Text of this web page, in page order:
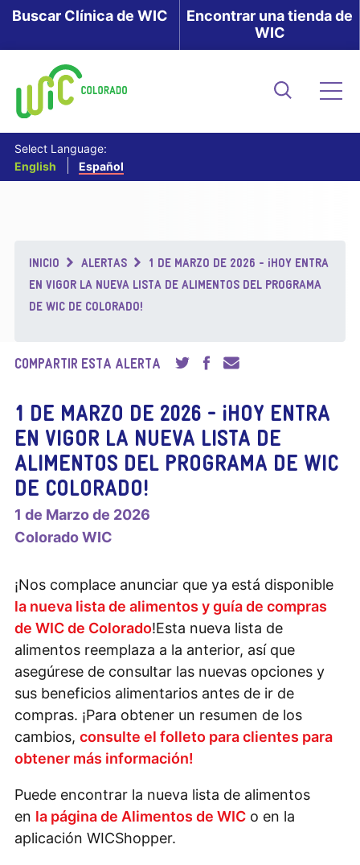
Skip
Buscar Clínica de WIC
Encontrar una tienda de
WIC
Select Language:
English
Español
Breadcrumb
INICIO ALERTAS
1 DE MARZO DE 2026 - ¡HOY ENTRA
EN VIGOR LA NUEVA LISTA DE ALIMENTOS DEL PROGRAMA
DE WIC DE COLORADO!
COMPARTIR ESTA ALERTA
on
Twitter
on
Facebook
To:
1 DE MARZO DE 2026 - ¡HOY ENTRA
EN VIGOR LA NUEVA LISTA DE
ALIMENTOS DEL PROGRAMA DE WIC
DE COLORADO!
1 de Marzo de 2026
Colorado WIC
¡Nos complace anunciar que ya está disponible
la nueva lista de alimentos y guía de compras
de WIC de Colorado!Esta nueva lista de
alimentos reemplaza a la anterior, así que
asegúrese de consultar las nuevas opciones y
sus beneficios alimentarios antes de ir de
compras. ¡Para obtener un resumen de los
cambios, consulte el folleto para clientes para
obtener más información!
Puede encontrar la nueva lista de alimentos
en la página de Alimentos de WIC o en la
aplicación WICShopper.